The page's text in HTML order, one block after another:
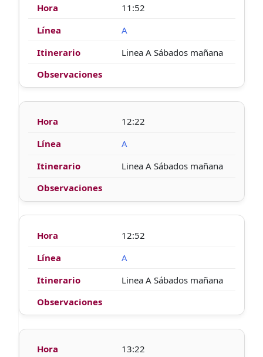
11:52
A
Linea A Sábados mañana
12:22
A
Linea A Sábados mañana
12:52
A
Linea A Sábados mañana
13:22